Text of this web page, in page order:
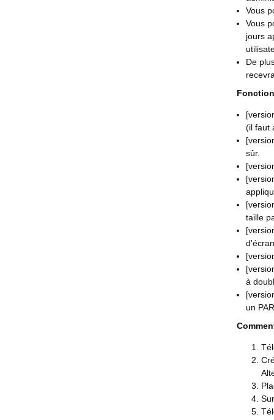
Vous
Vous
jours
De
(il faut
sûr.
taille
à
un